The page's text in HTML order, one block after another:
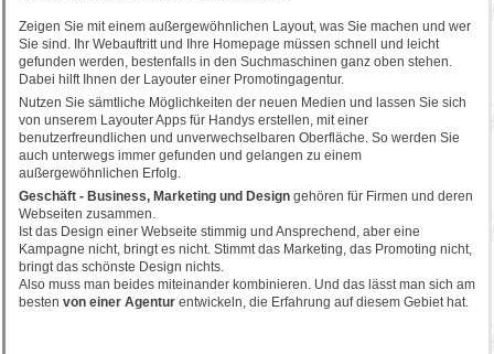
Zeigen Sie mit einem außergewöhnlichen Layout, was Sie machen und wer
Sie sind. Ihr Webauftritt und Ihre Homepage müssen schnell und leicht
gefunden werden, bestenfalls in den Suchmaschinen ganz oben stehen.
Dabei hilft Ihnen der Layouter einer Promotingagentur.
Nutzen Sie sämtliche Möglichkeiten der neuen Medien und lassen Sie sich
von unserem Layouter Apps für Handys erstellen, mit einer
benutzerfreundlichen und unverwechselbaren Oberfläche. So werden Sie
auch unterwegs immer gefunden und gelangen zu einem
außergewöhnlichen Erfolg.
Geschäft - Business, Marketing und Design gehören für Firmen und deren
Webseiten zusammen.
Ist das Design einer Webseite stimmig und Ansprechend, aber eine
Kampagne nicht, bringt es nicht. Stimmt das Marketing, das Promoting nicht,
bringt das schönste Design nichts.
Also muss man beides miteinander kombinieren. Und das lässt man sich am
besten von einer Agentur entwickeln, die Erfahrung auf diesem Gebiet hat.